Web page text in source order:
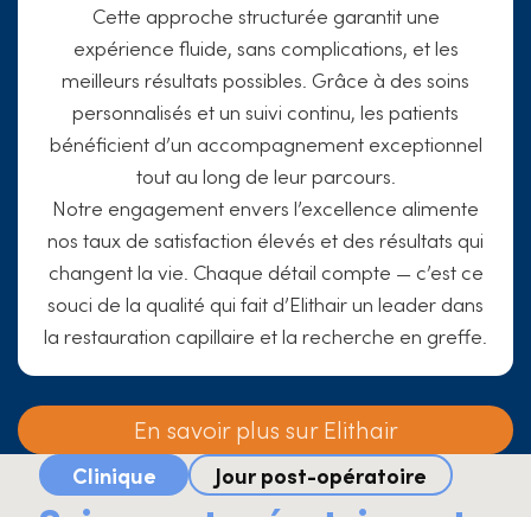
Cette approche structurée garantit une
expérience fluide, sans complications, et les
meilleurs résultats possibles. Grâce à des soins
personnalisés et un suivi continu, les patients
bénéficient d’un accompagnement exceptionnel
tout au long de leur parcours.
Notre engagement envers l’excellence alimente
nos taux de satisfaction élevés et des résultats qui
changent la vie. Chaque détail compte — c’est ce
souci de la qualité qui fait d’Elithair un leader dans
la restauration capillaire et la recherche en greffe.
En savoir plus sur Elithair
Clinique Jour post-opératoire